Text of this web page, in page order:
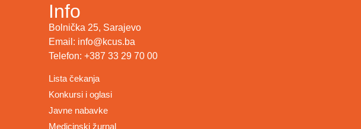
Info
Bolnička 25, Sarajevo
Email: info@kcus.ba
Telefon: +387 33 29 70 00
Lista čekanja
Konkursi i oglasi
Javne nabavke
Medicinski žurnal